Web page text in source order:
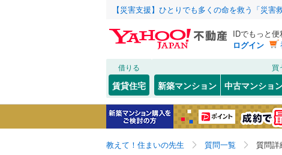
【災害支援】ひとりでも多くの命を救う「災害
IDでもっと便
ログイン
借りる
賃貸住宅
買
新築マンション 中古マンショ
教えて！住まいの先生 質問一覧 質問詳